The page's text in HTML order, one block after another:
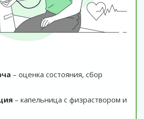
– оценка состояния, сбор
– капельница с физраствором и